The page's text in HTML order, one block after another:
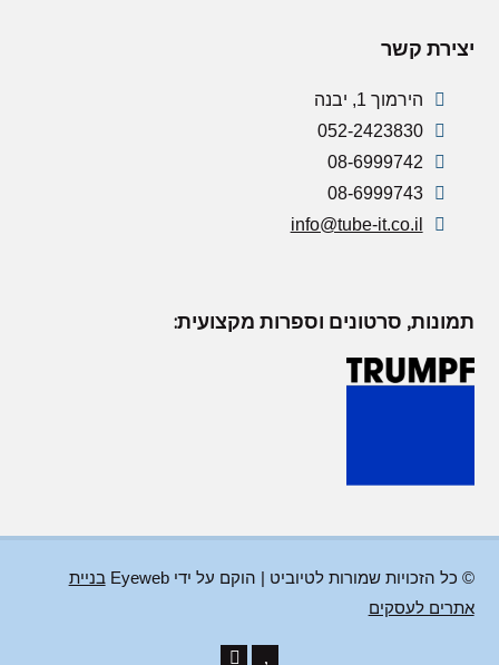
יצירת קשר
הירמוך 1, יבנה
052-2423830
08-6999742
08-6999743
info@tube-it.co.il
תמונות, סרטונים וספרות מקצועית:
© כל הזכויות שמורות לטיוביט | הוקם על ידי Eyeweb
בניית
אתרים לעסקים